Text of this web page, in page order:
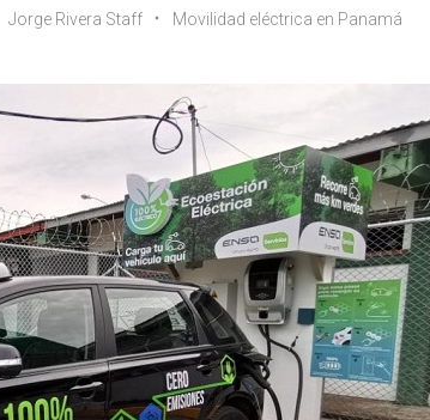
Jorge Rivera Staff
Movilidad eléctrica en Panamá